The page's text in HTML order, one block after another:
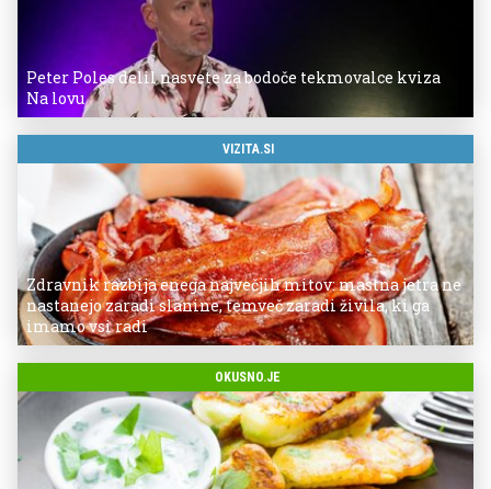
Peter Poles delil nasvete za bodoče tekmovalce kviza
Na lovu
VIZITA.SI
Zdravnik razbija enega največjih mitov: mastna jetra ne
nastanejo zaradi slanine, temveč zaradi živila, ki ga
imamo vsi radi
OKUSNO.JE